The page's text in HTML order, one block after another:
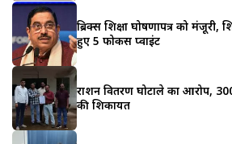
ब्रिक्स शिक्षा घोषणापत्र को
हुए 5 फोकस प्वाइंट
राशन वितरण घोटाले का आरोप,
की शिकायत